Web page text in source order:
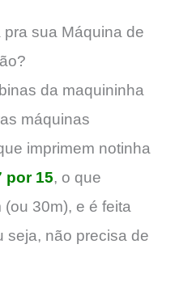
sua Máquina de
da maquininha
máquinas
imprimem notinha
por 15, o que
30m), e é feita
não precisa de